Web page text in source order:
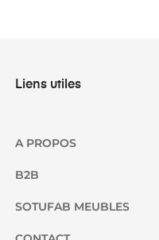
Liens utiles
A PROPOS
B2B
SOTUFAB MEUBLES